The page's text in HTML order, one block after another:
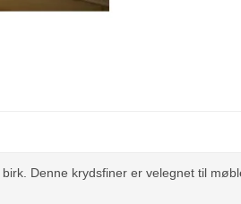
birk. Denne krydsfiner er velegnet til